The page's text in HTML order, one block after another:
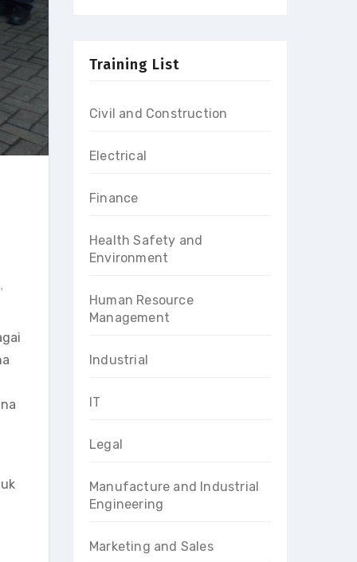
,
Training List
Civil and Construction
Electrical
Finance
Health Safety and
Environment
Human Resource
Management
Industrial
IT
Legal
Manufacture and Industrial
Engineering
Marketing and Sales